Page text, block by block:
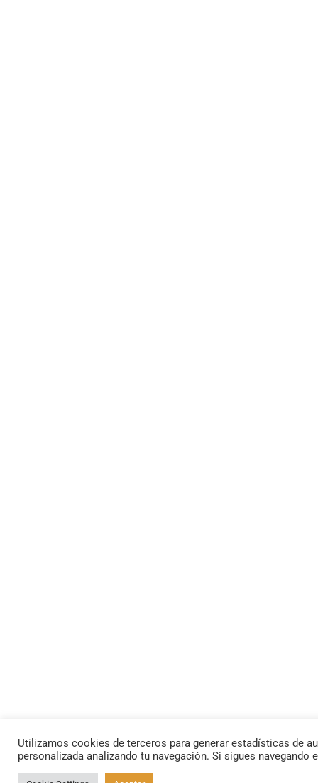
Utilizamos cookies de terceros para generar estadísticas de
personalizada analizando tu navegación. Si sigues navegando